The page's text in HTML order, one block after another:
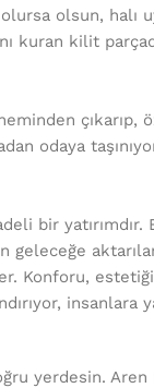
olsun,
kuran kilit
odaya
bir
geleceğe
Konforu,
yerdesin. Aren